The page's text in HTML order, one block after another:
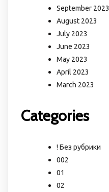
September 2023
August 2023
July 2023
June 2023
May 2023
April 2023
March 2023
Categories
! Без рубрики
002
01
02